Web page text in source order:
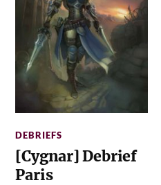
DEBRIEFS
[Cygnar] Debrief
Paris